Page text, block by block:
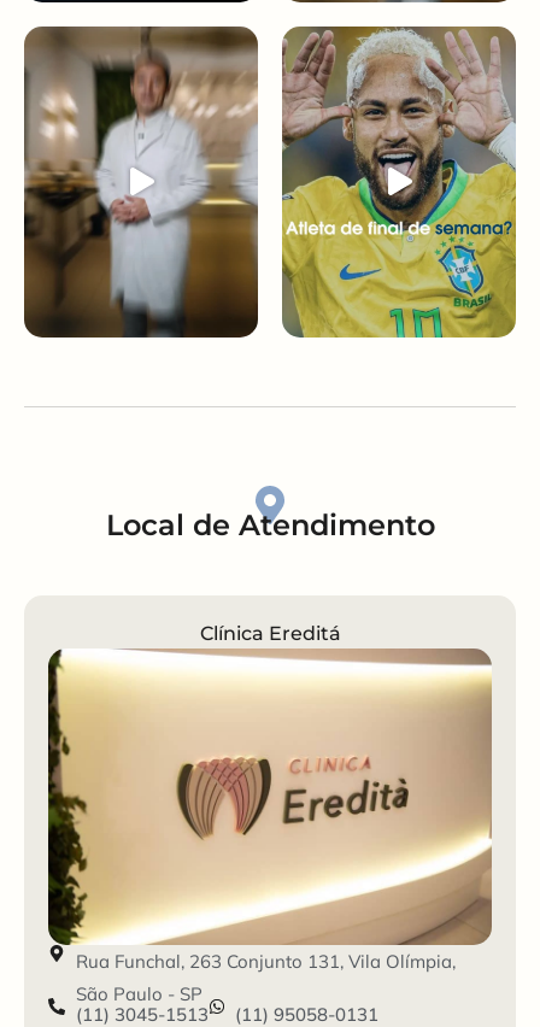
Local de Atendimento
Clínica Ereditá
Rua Funchal, 263 Conjunto 131, Vila Olímpia,
São Paulo - SP
(11) 3045-1513
(11) 95058-0131